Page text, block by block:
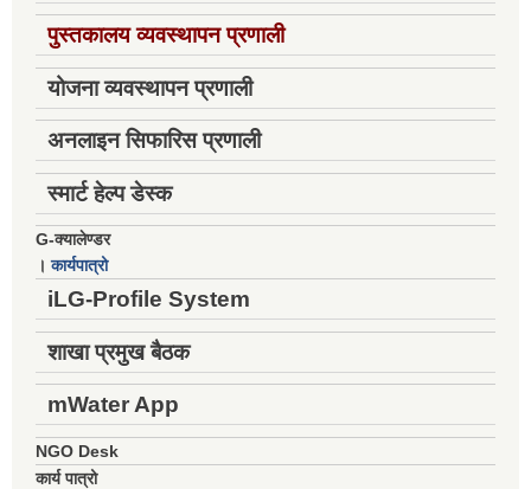
पुस्तकालय व्यवस्थापन प्रणाली
योजना व्यवस्थापन प्रणाली
अनलाइन सिफारिस प्रणाली
स्मार्ट हेल्प डेस्क
G-क्यालेण्डर
।कार्यपात्रो
iLG-Profile System
शाखा प्रमुख बैठक
mWater App
NGO Desk
कार्य पात्रो